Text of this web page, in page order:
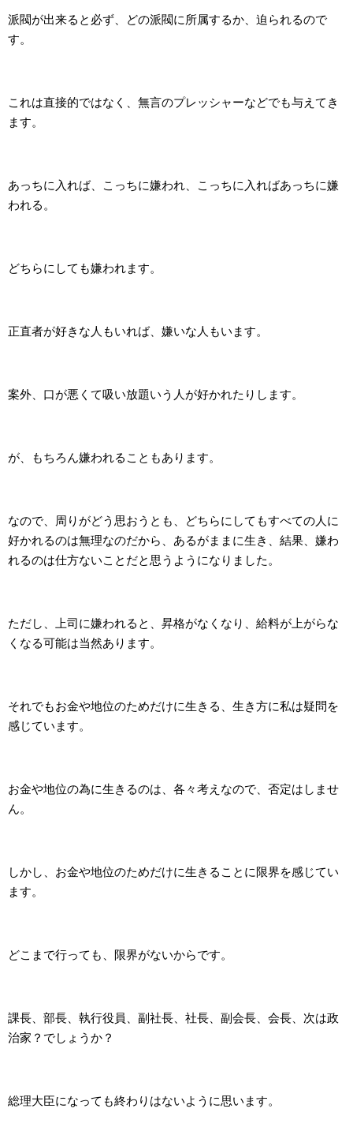
派閥が出来ると必ず、どの派閥に所属するか、迫られるので
す。
これは直接的ではなく、無言のプレッシャーなどでも与えてき
ます。
あっちに入れば、こっちに嫌われ、こっちに入ればあっちに嫌
われる。
どちらにしても嫌われます。
正直者が好きな人もいれば、嫌いな人もいます。
案外、口が悪くて吸い放題いう人が好かれたりします。
が、もちろん嫌われることもあります。
なので、周りがどう思おうとも、どちらにしてもすべての人に
好かれるのは無理なのだから、あるがままに生き、結果、嫌わ
れるのは仕方ないことだと思うようになりました。
ただし、上司に嫌われると、昇格がなくなり、給料が上がらな
くなる可能は当然あります。
それでもお金や地位のためだけに生きる、生き方に私は疑問を
感じています。
お金や地位の為に生きるのは、各々考えなので、否定はしませ
ん。
しかし、お金や地位のためだけに生きることに限界を感じてい
ます。
どこまで行っても、限界がないからです。
課長、部長、執行役員、副社長、社長、副会長、会長、次は政
治家？でしょうか？
総理大臣になっても終わりはないように思います。